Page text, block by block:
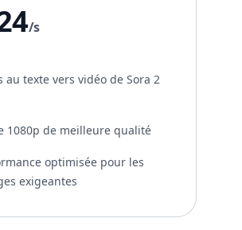
/s
au texte vers vidéo de Sora 2
1080p de meilleure qualité
optimisée pour les
exigeantes